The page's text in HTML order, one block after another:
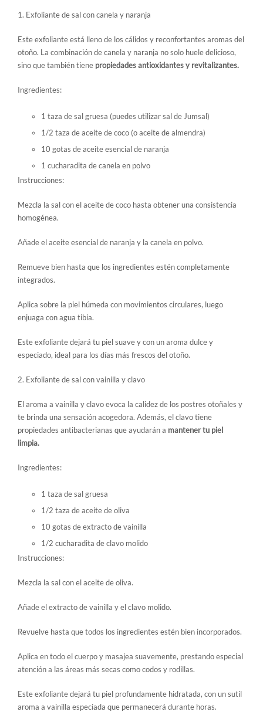
1. Exfoliante de sal con canela y naranja
Este exfoliante está lleno de los cálidos y reconfortantes aromas del
otoño. La combinación de canela y naranja no solo huele delicioso,
sino que también tiene propiedades antioxidantes y revitalizantes.
Ingredientes:
1 taza de sal gruesa (puedes utilizar sal de Jumsal)
1/2 taza de aceite de coco (o aceite de almendra)
10 gotas de aceite esencial de naranja
1 cucharadita de canela en polvo
Instrucciones:
Mezcla la sal con el aceite de coco hasta obtener una consistencia
homogénea.
Añade el aceite esencial de naranja y la canela en polvo.
Remueve bien hasta que los ingredientes estén completamente
integrados.
Aplica sobre la piel húmeda con movimientos circulares, luego
enjuaga con agua tibia.
Este exfoliante dejará tu piel suave y con un aroma dulce y
especiado, ideal para los días más frescos del otoño.
2. Exfoliante de sal con vainilla y clavo
El aroma a vainilla y clavo evoca la calidez de los postres otoñales y
te brinda una sensación acogedora. Además, el clavo tiene
propiedades antibacterianas que ayudarán a mantener tu piel
limpia.
Ingredientes:
1 taza de sal gruesa
1/2 taza de aceite de oliva
10 gotas de extracto de vainilla
1/2 cucharadita de clavo molido
Instrucciones:
Mezcla la sal con el aceite de oliva.
Añade el extracto de vainilla y el clavo molido.
Revuelve hasta que todos los ingredientes estén bien incorporados.
Aplica en todo el cuerpo y masajea suavemente, prestando especial
atención a las áreas más secas como codos y rodillas.
Este exfoliante dejará tu piel profundamente hidratada, con un sutil
aroma a vainilla especiada que permanecerá durante horas.